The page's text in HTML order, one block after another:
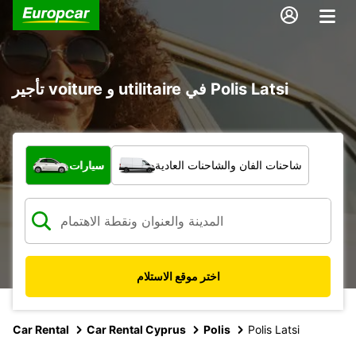
تأجير voiture و utilitaire في Polis Latsi
ما نوع المركبة؟
سيارات شاحنات الفان والشاحنات العادية
اختر موقع الاستلام
Car Rental Car Rental Cyprus Polis Polis Latsi